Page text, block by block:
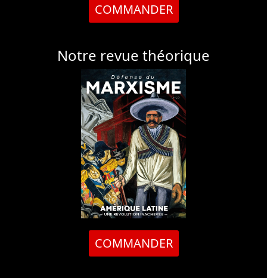
COMMANDER
Notre revue théorique
COMMANDER